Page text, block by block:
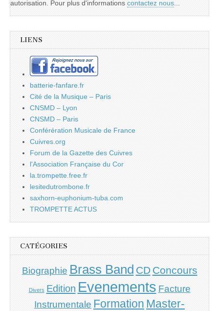
autorisation. Pour plus d'informations contactez nous
LIENS
batterie-fanfare.fr
Cité de la Musique – Paris
CNSMD – Lyon
CNSMD – Paris
Conférération Musicale de France
Cuivres.org
Forum de la Gazette des Cuivres
l'Association Française du Cor
la.trompette.free.fr
lesitedutrombone.fr
saxhorn-euphonium-tuba.com
TROMPETTE ACTUS
CATÉGORIES
Biographie Brass Band CD Concours
Divers Edition Evenements Facture
Instrumentale Formation Master-